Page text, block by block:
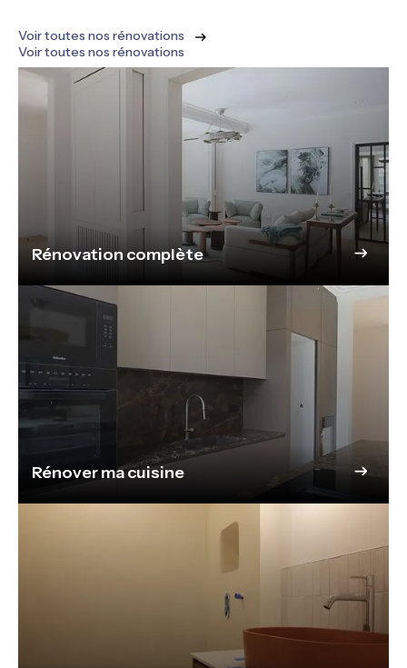
Voir toutes nos rénovations
Voir toutes nos rénovations
Rénovation complète
Rénover ma cuisine